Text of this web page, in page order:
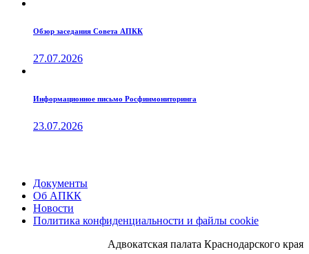
Обзор заседания Совета АПКК
27.07.2026
Информационное письмо Росфинмониторинга
23.07.2026
Документы
Об АПКК
Новости
Политика конфиденциальности и файлы cookie
Адвокатская палата Краснодарского края